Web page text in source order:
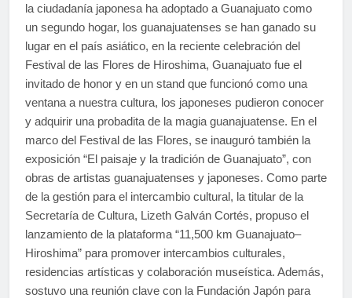
la ciudadanía japonesa ha adoptado a Guanajuato como
un segundo hogar, los guanajuatenses se han ganado su
lugar en el país asiático, en la reciente celebración del
Festival de las Flores de Hiroshima, Guanajuato fue el
invitado de honor y en un stand que funcionó como una
ventana a nuestra cultura, los japoneses pudieron conocer
y adquirir una probadita de la magia guanajuatense. En el
marco del Festival de las Flores, se inauguró también la
exposición “El paisaje y la tradición de Guanajuato”, con
obras de artistas guanajuatenses y japoneses. Como parte
de la gestión para el intercambio cultural, la titular de la
Secretaría de Cultura, Lizeth Galván Cortés, propuso el
lanzamiento de la plataforma “11,500 km Guanajuato–
Hiroshima” para promover intercambios culturales,
residencias artísticas y colaboración museística. Además,
sostuvo una reunión clave con la Fundación Japón para